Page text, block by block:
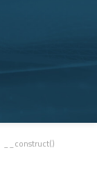
__construct()